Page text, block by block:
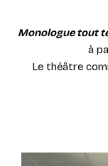
Monologue tout
à
Le théâtre